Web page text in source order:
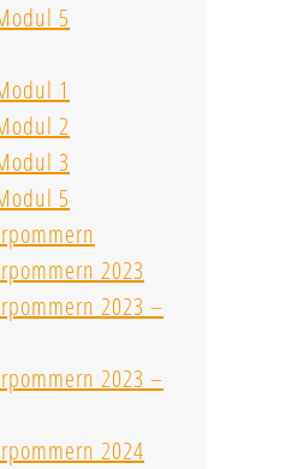
5
1
2
3
5
2023
2023 –
2023 –
2024